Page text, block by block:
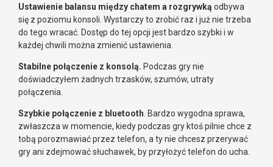
Ustawienie balansu między chatem a rozgrywką odbywa
się z poziomu konsoli. Wystarczy to zrobić raz i już nie trzeba
do tego wracać. Dostęp do tej opcji jest bardzo szybki i w
każdej chwili można zmienić ustawienia.
Stabilne połączenie z konsolą. Podczas gry nie
doświadczyłem żadnych trzasków, szumów, utraty
połączenia.
Szybkie połączenie z bluetooth . Bardzo wygodna sprawa,
zwłaszcza w momencie, kiedy podczas gry ktoś pilnie chce z
tobą porozmawiać przez telefon, a ty nie chcesz przerywać
gry ani zdejmować słuchawek, by przyłożyć telefon do ucha.